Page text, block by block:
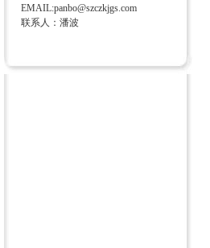
EMAIL:panbo@szczkjgs.com
联系人：潘波